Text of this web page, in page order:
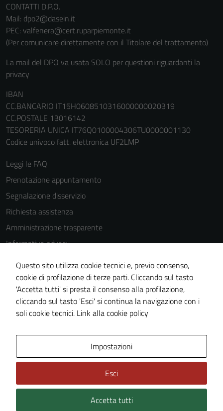
CONTATTI D.P.O.
Mail: dpo2@dasein.it
PEC: valfenera@cert.ruparpiemonte.it
(Per comunicare direttamente con il Titolare del trattamento)
La mail del DPO va usata SOLO per questioni riguardanti la
privacy
IBAN
CC.BANCARIO IT15H0608510316000000020319
CC.POSTALE 13016142
TESORERIA UNICA IT76Q0100004306TU0000001130
Codice univoco fatt. elettronica UF2LMP
Leggi le FAQ
Prenotazione appuntamento
Segnalazione disservizio
Richiesta assistenza
Amministrazione trasparente
Informativa privacy
Cookie Policy
Note legali
Dichiarazione di accessibilità
Piano di miglioramento del sito
Technical Design s.r.l.
Questo sito utilizza cookie tecnici e, previo consenso,
cookie di profilazione di terze parti. Cliccando sul tasto
'Accetta tutti' si presta il consenso alla profilazione,
cliccando sul tasto 'Esci' si continua la navigazione con i
soli cookie tecnici. Link alla cookie policy
Impostazioni
Esci
Accetta tutti
funzionamento
del sito e non
essere
non raccolgono
personali.